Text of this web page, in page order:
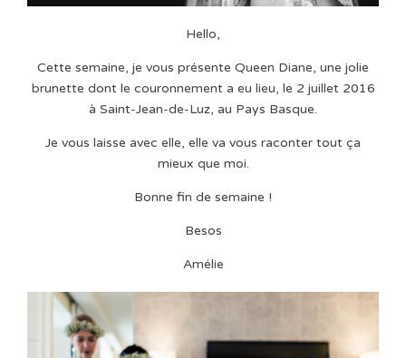
Hello,
Cette semaine, je vous présente Queen Diane, une jolie
brunette dont le couronnement a eu lieu, le 2 juillet 2016
à Saint-Jean-de-Luz, au Pays Basque.
Je vous laisse avec elle, elle va vous raconter tout ça
mieux que moi.
Bonne fin de semaine !
Besos
Amélie